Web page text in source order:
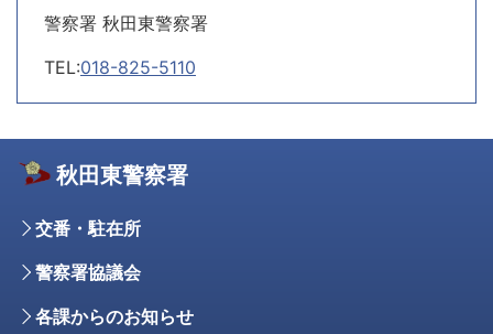
警察署 秋田東警察署
TEL:018-825-5110
秋田東警察署
交番・駐在所
警察署協議会
各課からのお知らせ